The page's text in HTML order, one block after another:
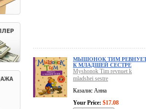
МЫШОНОК ТИМ
К МЛАДШЕЙ СЕСТРЕ
Myshonok Tim revnuet k
mladshei sestre
Казалис Анна
Your Price: $17.08